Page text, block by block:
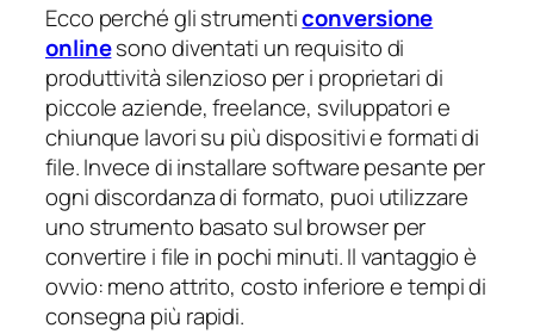
Ecco perché gli strumenticonversione
onlinesono diventati un requisito di
produttività silenzioso per i proprietari di
piccole aziende, freelance, sviluppatori e
chiunque lavori su più dispositivi e formati di
file. Invece di installare software pesante per
ogni discordanza di formato, puoi utilizzare
uno strumento basato sul browser per
convertire i file in pochi minuti. Il vantaggio è
ovvio: meno attrito, costo inferiore e tempi di
consegna più rapidi.